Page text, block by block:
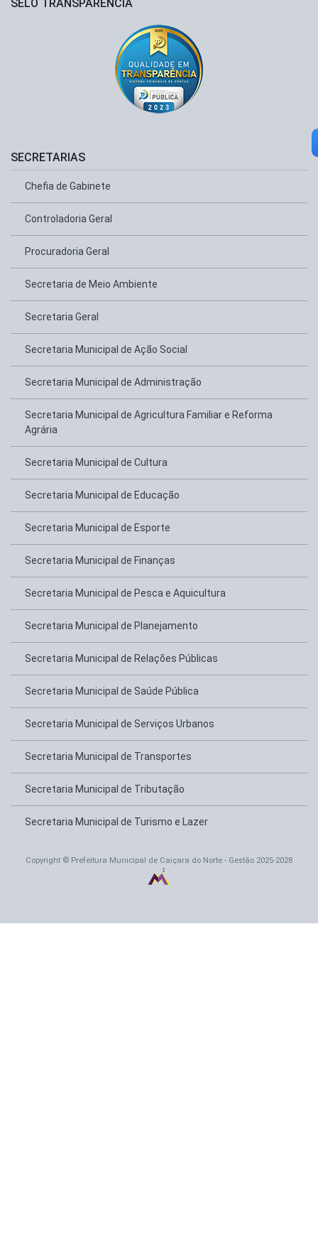
SELO TRANSPARÊNCIA
SECRETARIAS
Chefia de Gabinete
Controladoria Geral
Procuradoria Geral
Secretaria de Meio Ambiente
Secretaria Geral
Secretaria Municipal de Ação Social
Secretaria Municipal de Administração
Secretaria Municipal de Agricultura Familiar e Reforma
Agrária
Secretaria Municipal de Cultura
Secretaria Municipal de Educação
Secretaria Municipal de Esporte
Secretaria Municipal de Finanças
Secretaria Municipal de Pesca e Aquicultura
Secretaria Municipal de Planejamento
Secretaria Municipal de Relações Públicas
Secretaria Municipal de Saúde Pública
Secretaria Municipal de Serviços Urbanos
Secretaria Municipal de Transportes
Secretaria Municipal de Tributação
Secretaria Municipal de Turismo e Lazer
Copyright © Prefeitura Municipal de Caiçara do Norte - Gestão 2025-2028